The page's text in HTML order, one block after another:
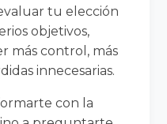
tu elección
objetivos,
más control, más
innecesarias.
con la